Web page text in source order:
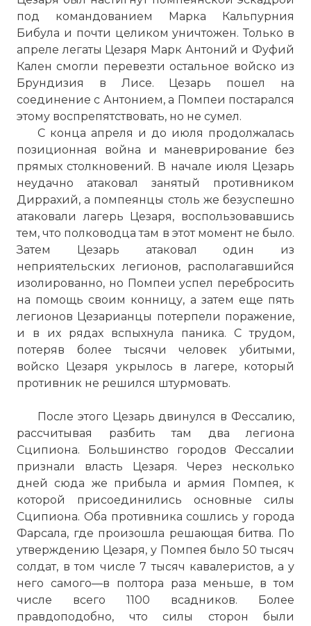
под командованием Марка Кальпурния
Бибула и почти целиком уничтожен. Только в
апреле легаты Цезаря Марк Антоний и Фуфий
Кален смогли перевезти остальное войско из
Брундизия в Лисе. Цезарь пошел на
соединение с Антонием, а Помпеи постарался
этому воспрепятствовать, но не сумел.
С конца апреля и до июля продолжалась
позиционная война и маневрирование без
прямых столкновений. В начале июля Цезарь
неудачно атаковал занятый противником
Диррахий, а помпеянцы столь же безуспешно
атаковали лагерь Цезаря, воспользовавшись
тем, что полководца там в этот момент не было.
Затем Цезарь атаковал один из
неприятельских легионов, располагавшийся
изолированно, но Помпеи успел перебросить
на помощь своим конницу, а затем еще пять
легионов Цезарианцы потерпели поражение,
и в их рядах вспыхнула паника. С трудом,
потеряв более тысячи человек убитыми,
войско Цезаря укрылось в лагере, который
противник не решился штурмовать.
После этого Цезарь двинулся в Фессалию,
рассчитывая разбить там два легиона
Сципиона. Большинство городов Фессалии
признали власть Цезаря. Через несколько
дней сюда же прибыла и армия Помпея, к
которой присоединились основные силы
Сципиона. Оба противника сошлись у города
Фарсала, где произошла решающая битва. По
утверждению Цезаря, у Помпея было 50 тысяч
солдат, в том числе 7 тысяч кавалеристов, а у
него самого—в полтора раза меньше, в том
числе всего 1100 всадников. Более
правдоподобно, что силы сторон были